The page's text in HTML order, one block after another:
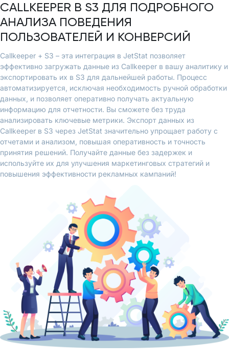
CALLKEEPER В S3 ДЛЯ ПОДРОБНОГО
АНАЛИЗА ПОВЕДЕНИЯ
ПОЛЬЗОВАТЕЛЕЙ И КОНВЕРСИЙ
Callkeeper + S3 – эта интеграция в JetStat позволяет
эффективно загружать данные из Callkeeper в вашу аналитику и
экспортировать их в S3 для дальнейшей работы. Процесс
автоматизируется, исключая необходимость ручной обработки
данных, и позволяет оперативно получать актуальную
информацию для отчетности. Вы сможете без труда
анализировать ключевые метрики. Экспорт данных из
Callkeeper в S3 через JetStat значительно упрощает работу с
отчетами и анализом, повышая оперативность и точность
принятия решений. Получайте данные без задержек и
используйте их для улучшения маркетинговых стратегий и
повышения эффективности рекламных кампаний!